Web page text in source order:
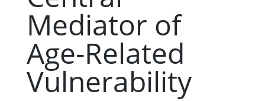
Mediator of
Age-Related
Vulnerability